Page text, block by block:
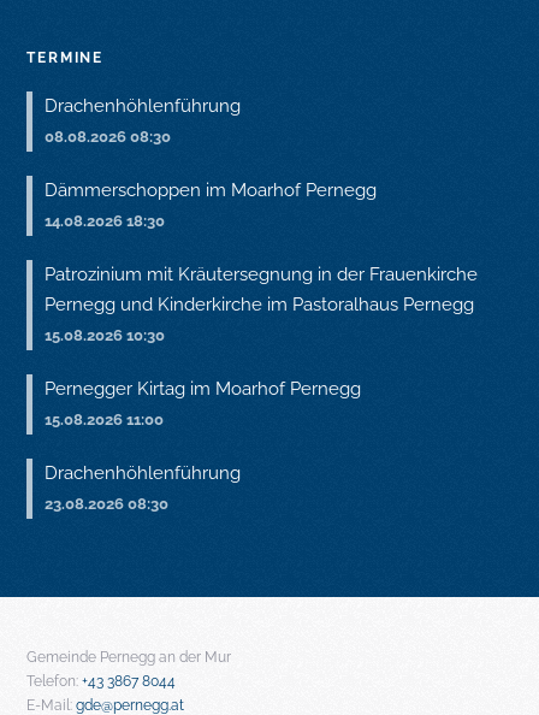
TERMINE
Drachenhöhlenführung
08.08.2026 08:30
Dämmerschoppen im Moarhof Pernegg
14.08.2026 18:30
Patrozinium mit Kräutersegnung in der Frauenkirche
Pernegg und Kinderkirche im Pastoralhaus Pernegg
15.08.2026 10:30
Pernegger Kirtag im Moarhof Pernegg
15.08.2026 11:00
Drachenhöhlenführung
23.08.2026 08:30
Gemeinde Pernegg an der Mur
Telefon: +43 3867 8044
E-Mail: gde@pernegg.at